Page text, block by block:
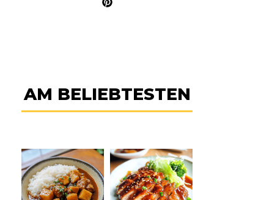
AM BELIEBTESTEN